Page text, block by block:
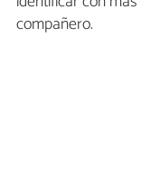
compañero.